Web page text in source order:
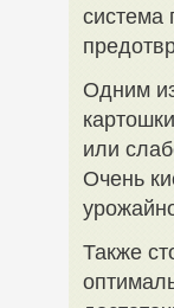
система
Одним
или
Очень
Также